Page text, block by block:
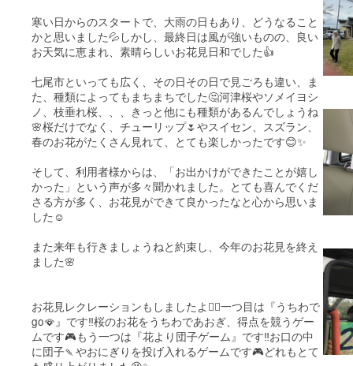
寒い日からのスタートで、大雨の日もあり、どうなること
かと思いました💦しかし、最終日は風が強いものの、良い
お天気に恵まれ、素晴らしいお花見日和でした👍
七尾市といっても広く、その日その日で見ごろも違い、ま
た、種類によってもまちまちでした🤔河津桜やソメイヨシ
ノ、枝垂れ桜、、、きっと他にも種類があるんでしょうね
🌸桜だけでなく、チューリップ🌷やスイセン、スズラン、
春のお花がたくさん見れて、とても楽しかったです😊✨
そして、利用者様からは、「お出かけができたことが嬉し
かった」という声が多々聞かれました。とても喜んでくだ
さる方が多く、お花見ができて良かったなと心から思いま
した☺️
また来年も行きましょうねと約束し、今年のお花見を終え
ました🌸
お花見レクレーションもしましたよ🤸‍♀️一つ目は『うちわで
go🪭』です‼️桜のお花をうちわであおぎ、得点を競うゲー
ムです🎮もう一つは『花より団子ゲーム』です‼️お口の中
に団子🍡やおにぎりを投げ入れるゲームです🎮どれもとて